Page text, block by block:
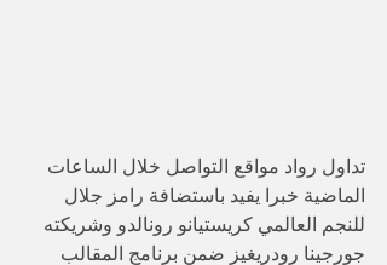
تداول رواد مواقع التواصل خلال الساعات
الماضية خبرا يفيد باستضافة رامز جلال
للنجم العالمي كريستيانو رونالدو وشريكته
جورجينا رودريغيز ضمن برنامج المقالب